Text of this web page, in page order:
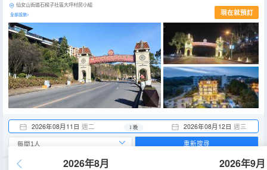
仙女山街道石樑子社區大坪村民小組
全部設施> 現在就預訂
2026年08月11日 週二 2026年08月12日 週三
1 晚
2026年8月 2026年9月
重新搜尋